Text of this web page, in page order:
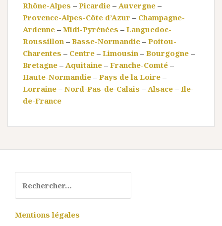
Rhône-Alpes – Picardie – Auvergne –
Provence-Alpes-Côte d’Azur – Champagne-
Ardenne – Midi-Pyrénées – Languedoc-
Roussillon – Basse-Normandie – Poitou-
Charentes – Centre – Limousin – Bourgogne –
Bretagne – Aquitaine – Franche-Comté –
Haute-Normandie – Pays de la Loire –
Lorraine – Nord-Pas-de-Calais – Alsace – Ile-
de-France
Mentions légales